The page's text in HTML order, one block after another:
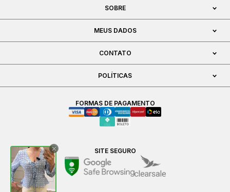
SOBRE
MEUS DADOS
CONTATO
POLÍTICAS
FORMAS DE PAGAMENTO
SITE SEGURO